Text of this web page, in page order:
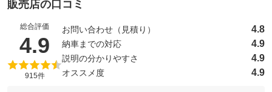
販売店の口コミ
総合評価
4.9 （5点満点中）
915件
お問い合わせ（見積り） 4.8
納車までの対応 4.9
説明の分かりやすさ 4.9
オススメ度 4.9